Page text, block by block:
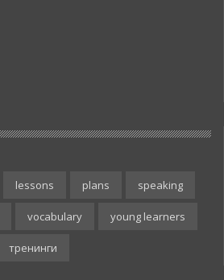
lessons plans speaking
vocabulary young learners
тренинги